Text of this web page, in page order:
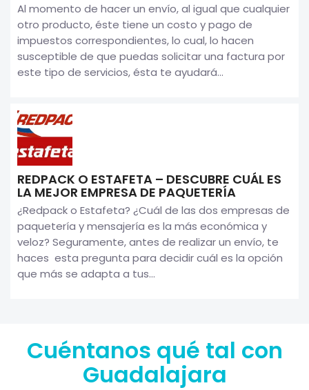
Al momento de hacer un envío, al igual que cualquier
otro producto, éste tiene un costo y pago de
impuestos correspondientes, lo cual, lo hacen
susceptible de que puedas solicitar una factura por
este tipo de servicios, ésta te ayudará...
REDPACK O ESTAFETA – DESCUBRE CUÁL ES
LA MEJOR EMPRESA DE PAQUETERÍA
¿Redpack o Estafeta? ¿Cuál de las dos empresas de
paquetería y mensajería es la más económica y
veloz? Seguramente, antes de realizar un envío, te
haces esta pregunta para decidir cuál es la opción
que más se adapta a tus...
Cuéntanos qué tal con
Guadalajara